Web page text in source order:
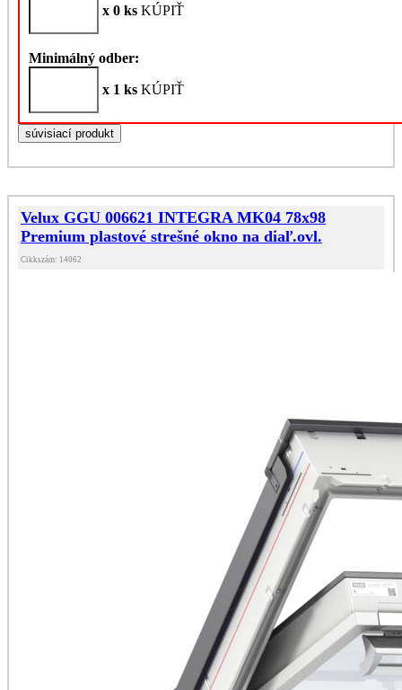
x 0 ks KÚPIŤ
Minimálný odber:
x 1 ks KÚPIŤ
súvisiací produkt
Velux GGU 006621 INTEGRA MK04 78x98
Premium plastové strešné okno na diaľ.ovl.
Cikkszám: 14062